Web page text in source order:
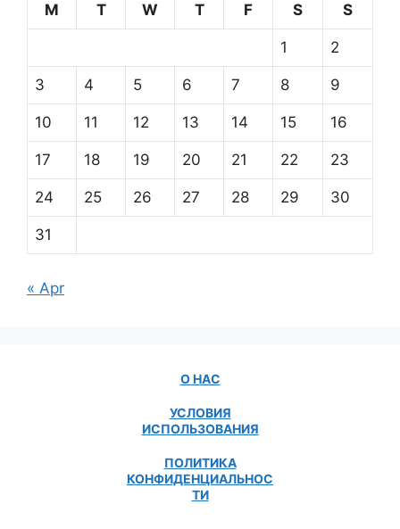
M
T W T F S S
1 2
3 4 5 6 7 8 9
10 11 12 13 14 15 16
17 18 19 20 21 22 23
24 25 26 27 28 29 30
31
« Apr
О НАС
УСЛОВИЯ
ИСПОЛЬЗОВАНИЯ
ПОЛИТИКА
КОНФИДЕНЦИАЛЬНОС
ТИ